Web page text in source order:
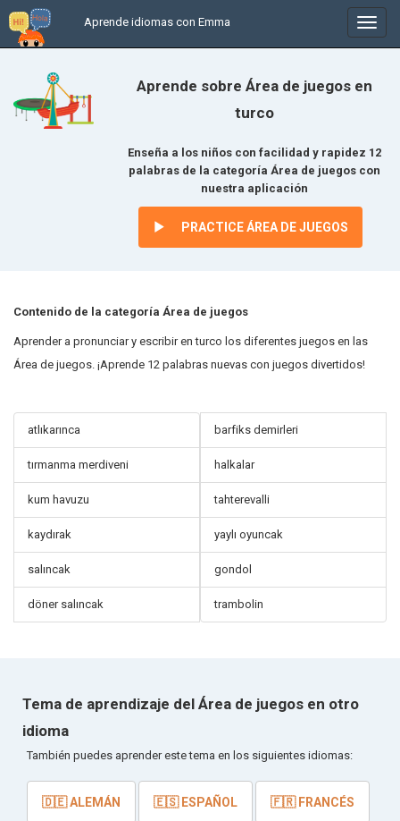
In
/
Aprende idiomas con Emma
Aprende sobre Área de juegos en
turco
Enseña a los niños con facilidad y rapidez 12
palabras de la categoría Área de juegos con
nuestra aplicación
PRACTICE ÁREA DE JUEGOS
Contenido de la categoría Área de juegos
Aprender a pronunciar y escribir en turco los diferentes juegos en las
Área de juegos. ¡Aprende 12 palabras nuevas con juegos divertidos!
atlıkarınca barfiks demirleri
tırmanma merdiveni halkalar
kum havuzu tahterevalli
kaydırak yaylı oyuncak
salıncak gondol
döner salıncak trambolin
Tema de aprendizaje del Área de juegos en otro
idioma
También puedes aprender este tema en los siguientes idiomas:
🇩🇪 ALEMÁN 🇪🇸 ESPAÑOL 🇫🇷 FRANCÉS